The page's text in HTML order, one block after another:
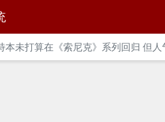
本未打算在《索尼克》系列回归 但